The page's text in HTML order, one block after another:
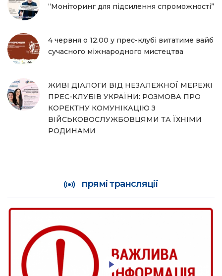
“Моніторинг для підсилення спроможності”
4 червня о 12.00 у прес-клубі витатиме вайб
сучасного міжнародного мистецтва
ЖИВІ ДІАЛОГИ ВІД НЕЗАЛЕЖНОЇ МЕРЕЖІ
ПРЕС-КЛУБІВ УКРАЇНИ: РОЗМОВА ПРО
КОРЕКТНУ КОМУНІКАЦІЮ З
ВІЙСЬКОВОСЛУЖБОВЦЯМИ ТА ЇХНІМИ
РОДИНАМИ
прямі трансляції